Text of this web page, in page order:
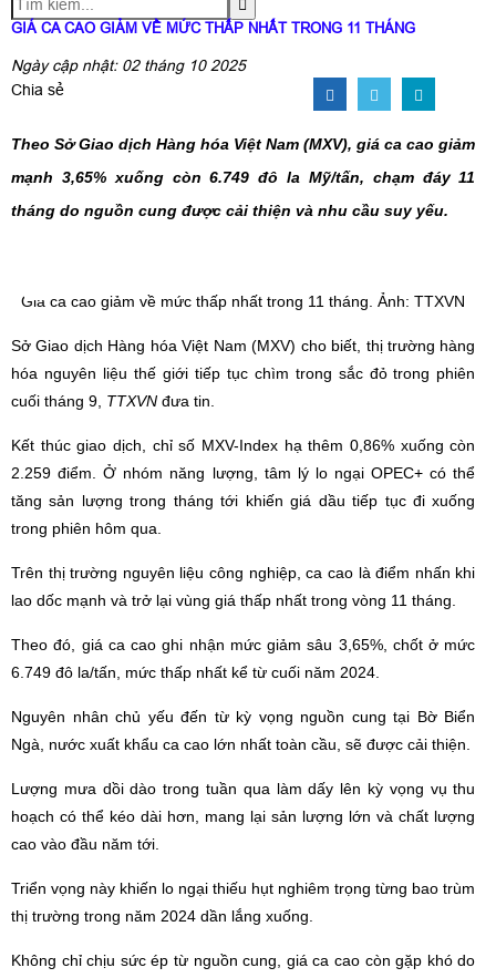
GIÁ CA CAO GIẢM VỀ MỨC THẤP NHẤT TRONG 11 THÁNG
Ngày cập nhật: 02 tháng 10 2025
Chia sẻ
Theo Sở Giao dịch Hàng hóa Việt Nam (MXV), giá ca cao giảm
mạnh 3,65% xuống còn 6.749 đô la Mỹ/tấn, chạm đáy 11
tháng do nguồn cung được cải thiện và nhu cầu suy yếu.
Giá ca cao giảm về mức thấp nhất trong 11 tháng. Ảnh: TTXVN
Sở Giao dịch Hàng hóa Việt Nam (MXV) cho biết, thị trường hàng
hóa nguyên liệu thế giới tiếp tục chìm trong sắc đỏ trong phiên
cuối tháng 9, TTXVN đưa tin.
Kết thúc giao dịch, chỉ số MXV-Index hạ thêm 0,86% xuống còn
2.259 điểm. Ở nhóm năng lượng, tâm lý lo ngại OPEC+ có thể
tăng sản lượng trong tháng tới khiến giá dầu tiếp tục đi xuống
trong phiên hôm qua.
Trên thị trường nguyên liệu công nghiệp, ca cao là điểm nhấn khi
lao dốc mạnh và trở lại vùng giá thấp nhất trong vòng 11 tháng.
Theo đó, giá ca cao ghi nhận mức giảm sâu 3,65%, chốt ở mức
6.749 đô la/tấn, mức thấp nhất kể từ cuối năm 2024.
Nguyên nhân chủ yếu đến từ kỳ vọng nguồn cung tại Bờ Biển
Ngà, nước xuất khẩu ca cao lớn nhất toàn cầu, sẽ được cải thiện.
Lượng mưa dồi dào trong tuần qua làm dấy lên kỳ vọng vụ thu
hoạch có thể kéo dài hơn, mang lại sản lượng lớn và chất lượng
cao vào đầu năm tới.
Triển vọng này khiến lo ngại thiếu hụt nghiêm trọng từng bao trùm
thị trường trong năm 2024 dần lắng xuống.
Không chỉ chịu sức ép từ nguồn cung, giá ca cao còn gặp khó do